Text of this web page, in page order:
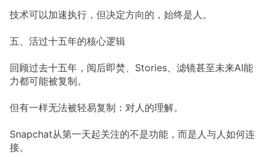
技术可以加速执行，但决定方向的，始终是人。
五、活过十五年的核心逻辑
回顾过去十五年，阅后即焚、Stories、滤镜甚至未来AI能
力都可能被复制。
但有一样无法被轻易复制：对人的理解。
Snapchat从第一天起关注的不是功能，而是人与人如何连
接。